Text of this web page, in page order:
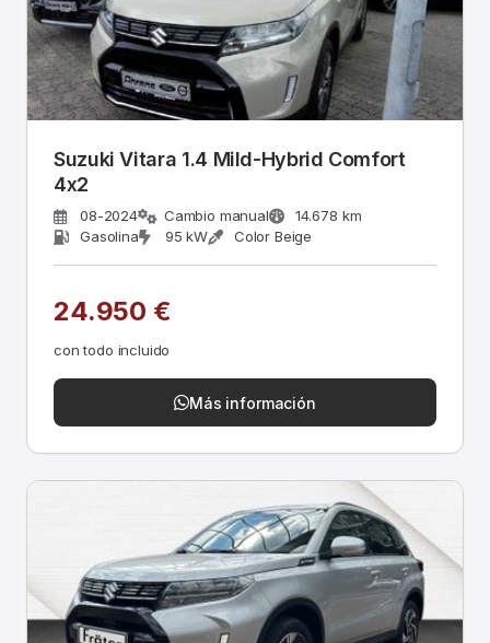
Suzuki Vitara 1.4 Mild-Hybrid Comfort
4x2
08-2024 Cambio manual
14.678 km
Gasolina
95 kW Color Beige
24.950 €
con todo incluido
Más información